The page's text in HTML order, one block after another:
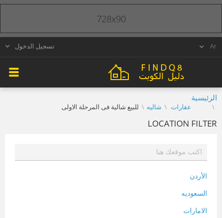
تسجيل الدخول
الرئيسية
عقارات شاليه للبيع شالية فى المرحلة الاولى
LOCATION FILTER
الأردن
السعوديه
الامارات
728x90